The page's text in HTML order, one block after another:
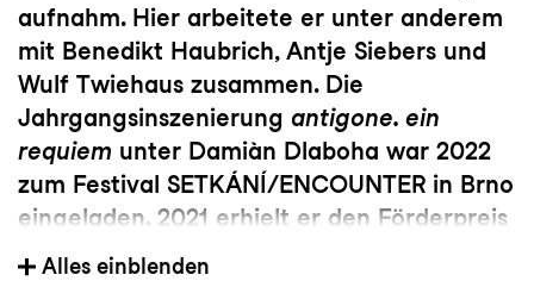
aufnahm. Hier arbeitete er unter anderem
mit Benedikt Haubrich, Antje Siebers und
Wulf Twiehaus zusammen. Die
Jahrgangsinszenierung antigone. ein
requiem unter Damiàn Dlaboha war 2022
zum Festival SETKÁNÍ/ENCOUNTER in Brno
eingeladen. 2021 erhielt er den Förderpreis
der Armin Ziegler Stiftung.
Alles einblenden